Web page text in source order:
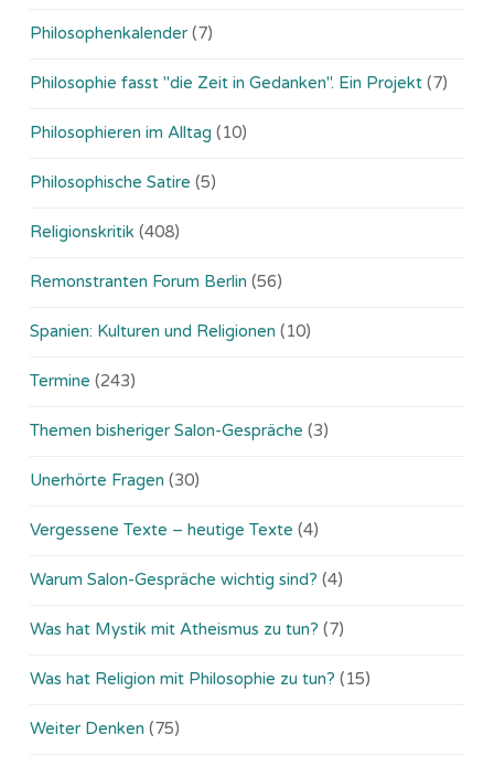
Philosophenkalender (7)
Philosophie fasst "die Zeit in Gedanken". Ein Projekt (7)
Philosophieren im Alltag (10)
Philosophische Satire (5)
Religionskritik (408)
Remonstranten Forum Berlin (56)
Spanien: Kulturen und Religionen (10)
Termine (243)
Themen bisheriger Salon-Gespräche (3)
Unerhörte Fragen (30)
Vergessene Texte – heutige Texte (4)
Warum Salon-Gespräche wichtig sind? (4)
Was hat Mystik mit Atheismus zu tun? (7)
Was hat Religion mit Philosophie zu tun? (15)
Weiter Denken (75)